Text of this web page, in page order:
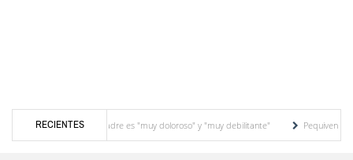
RECIENTES
que padece su padre es "muy doloroso" y "muy debilitante"
Pequiven anuncia